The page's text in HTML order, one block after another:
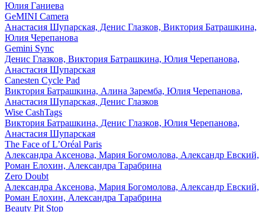
Юлия Ганиева
GeMINI Camera
Анастасия Шупарская, Денис Глазков, Виктория Батрашкина,
Юлия Черепанова
Gemini Sync
Денис Глазков, Виктория Батрашкина, Юлия Черепанова,
Анастасия Шупарская
Canesten Cycle Pad
Виктория Батрашкина, Алина Заремба, Юлия Черепанова,
Анастасия Шупарская, Денис Глазков
Wise CashTags
Виктория Батрашкина, Денис Глазков, Юлия Черепанова,
Анастасия Шупарская
The Face of L’Oréal Paris
Александра Аксенова, Мария Богомолова, Александр Евский,
Роман Елохин, Александра Тарабрина
Zero Doubt
Александра Аксенова, Мария Богомолова, Александр Евский,
Роман Елохин, Александра Тарабрина
Beauty Pit Stop